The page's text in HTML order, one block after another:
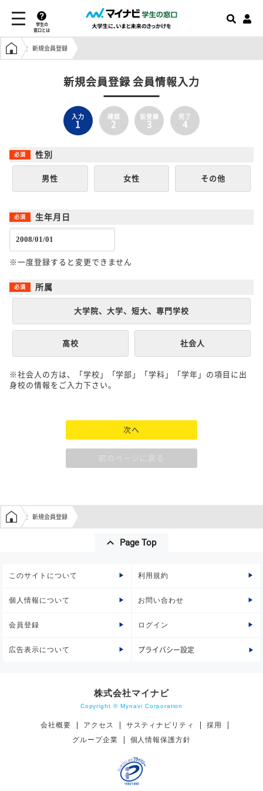
学生の
窓口とは
学生の窓口トップ
新規会員登録
新規会員登録 会員情報入力
入力
1
確認
2
仮登録
3
完了
4
性別
男性 女性 その他
生年月日
※一度登録すると変更できません
所属
大学院、大学、短大、専門学校
高校 社会人
※社会人の方は、「学校」「学部」「学科」「学年」の項目に出
身校の情報をご入力下さい。
次へ
前のページに戻る
学生の窓口トップ
新規会員登録
Page Top
このサイトについて 利用規約
個人情報について お問い合わせ
会員登録 ログイン
広告表示について プライバシー設定
株式会社マイナビ
Copyright © Mynavi Corporation
会社概要 アクセス サスティナビリティ
採用
グループ企業
個人情報保護方針